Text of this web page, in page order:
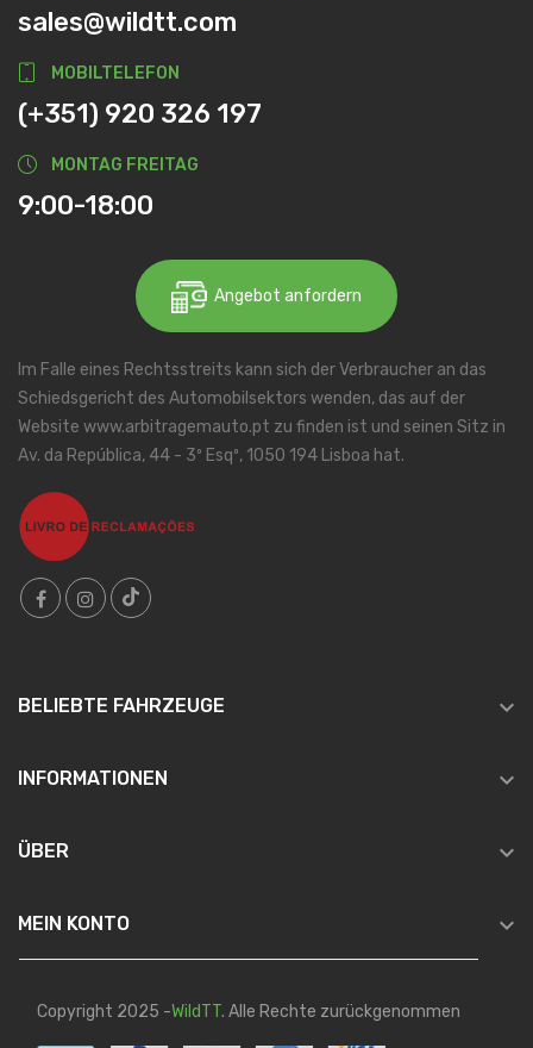
sales@wildtt.com
MOBILTELEFON
(+351) 920 326 197
MONTAG FREITAG
9:00-18:00
Angebot anfordern
Im Falle eines Rechtsstreits kann sich der Verbraucher an das
Schiedsgericht des Automobilsektors wenden, das auf der
Website www.arbitragemauto.pt zu finden ist und seinen Sitz in
Av. da República, 44 - 3º Esqº, 1050 194 Lisboa hat.
BELIEBTE FAHRZEUGE 
INFORMATIONEN 
ÜBER 
MEIN KONTO 
Copyright 2025 -WildTT. Alle Rechte zurückgenommen